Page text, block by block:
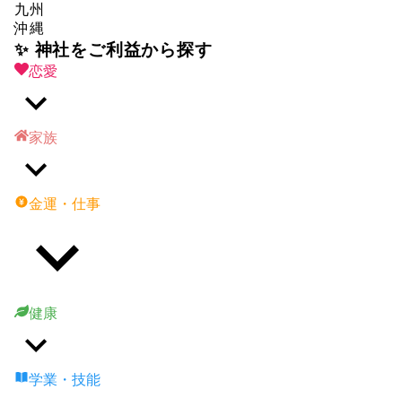
九州
沖縄
✨ 神社をご利益から探す
恋愛
家族
金運・仕事
健康
学業・技能